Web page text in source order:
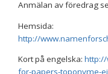
Anmälan av föredrag
Hemsida:
http://
Kort på engelska: http://
for-papers-toponyme-